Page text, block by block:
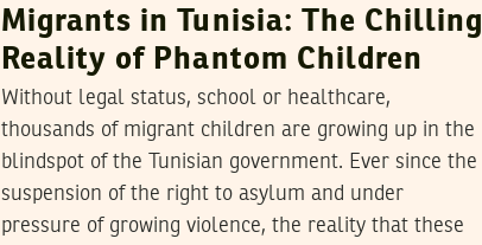
Migrants in Tunisia: The Chilling
Reality of Phantom Children
Without legal status, school or healthcare,
thousands of migrant children are growing up in the
blindspot of the Tunisian government. Ever since the
suspension of the right to asylum and under
pressure of growing violence, the reality that these